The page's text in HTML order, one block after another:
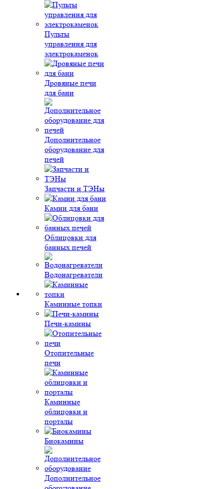
Пульты
управления для
электрокаменок
Дровяные печи
для бани
Дополнительное
оборудование для
печей
Запчасти и ТЭНы
Камни для бани
Облицовки для
банных печей
Водонагреватели
Каминные топки
Печи-камины
Отопительные
печи
Каминные
облицовки и
порталы
Биокамины
Дополнительное